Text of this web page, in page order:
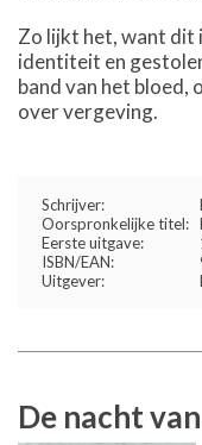
Zo lijkt het, want dit
identiteit en
band van het bloed,
over vergeving.
Schrijver:
Oorspronkelijke titel:
Eerste uitgave:
ISBN/EAN:
Uitgever:
De nacht